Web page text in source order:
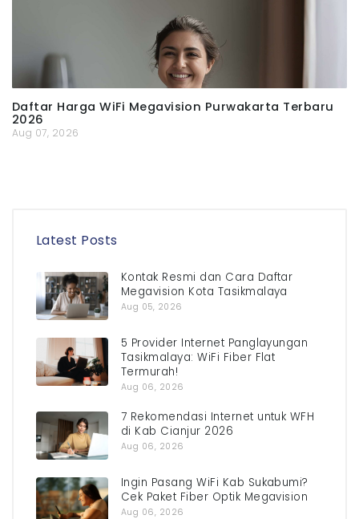
Daftar Harga WiFi Megavision Purwakarta Terbaru
2026
Aug 07, 2026
Latest Posts
Kontak Resmi dan Cara Daftar
Megavision Kota Tasikmalaya
Aug 05, 2026
5 Provider Internet Panglayungan
Tasikmalaya: WiFi Fiber Flat
Termurah!
Aug 06, 2026
7 Rekomendasi Internet untuk WFH
di Kab Cianjur 2026
Aug 06, 2026
Ingin Pasang WiFi Kab Sukabumi?
Cek Paket Fiber Optik Megavision
Aug 06, 2026